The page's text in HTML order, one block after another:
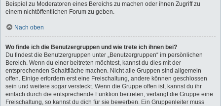
Beispiel zu Moderatoren eines Bereichs zu machen oder ihnen Zugriff zu
einem nichtöffentlichen Forum zu geben.
Nach oben
Wo finde ich die Benutzergruppen und wie trete ich ihnen bei?
Du findest die Benutzergruppen unter „Benutzergruppen“ im persönlichen
Bereich. Wenn du einer beitreten möchtest, kannst du dies mit der
entsprechenden Schaltfläche machen. Nicht alle Gruppen sind allgemein
offen. Einige erfordern erst eine Freischaltung, andere können geschlossen
sein und weitere sogar versteckt. Wenn die Gruppe offen ist, kannst du ihr
einfach durch die entsprechende Funktion beitreten; verlangt die Gruppe eine
Freischaltung, so kannst du dich für sie bewerben. Ein Gruppenleiter muss